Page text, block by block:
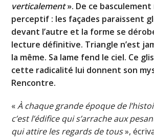
verticalement». De ce
perceptif : les façades paraissent
devant l’autre et la forme se
lecture définitive. Triangle n’est
la même. Sa lame fend le ciel. Ce
cette radicalité lui donnent son
Rencontre.
«À chaque grande époque de
c’est l’édifice qui s’arrache aux
qui attire les regards de tous»,